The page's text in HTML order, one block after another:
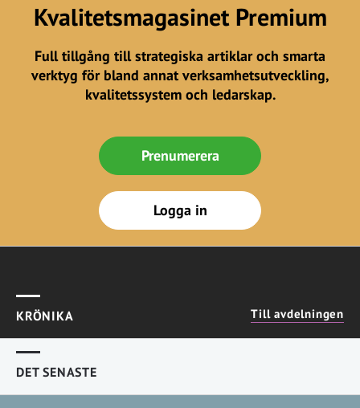
Kvalitetsmagasinet Premium
Full tillgång till strategiska artiklar och smarta
verktyg för bland annat verksamhetsutveckling,
kvalitetssystem och ledarskap.
Prenumerera
Logga in
KRÖNIKA Till avdelningen
DET SENASTE